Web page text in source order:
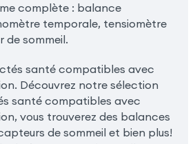
complète : balance
temporale, tensiomètre
de sommeil.
santé compatibles avec
Découvrez notre sélection
santé compatibles avec
vous trouverez des balances
de sommeil et bien plus!